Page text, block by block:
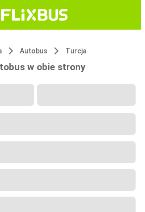
Autobus Turcja
w obie strony